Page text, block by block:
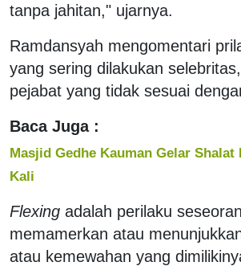
tanpa jahitan," ujarnya.
Ramdansyah mengomentari
yang sering dilakukan
pejabat yang tidak sesuai
Baca Juga :
Masjid Gedhe Kauman Gelar Shalat
Kali
Flexing adalah perilaku
memamerkan atau
atau kemewahan yang